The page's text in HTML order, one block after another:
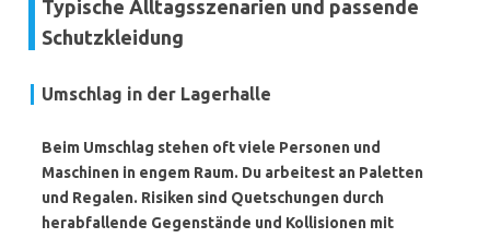
Typische Alltagsszenarien und passende
Schutzkleidung
Umschlag in der Lagerhalle
Beim Umschlag stehen oft viele Personen und
Maschinen in engem Raum. Du arbeitest an Paletten
und Regalen. Risiken sind Quetschungen durch
herabfallende Gegenstände und Kollisionen mit